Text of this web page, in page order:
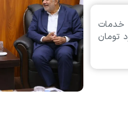
خدمات
میلیارد به ۱۶۰ میلیارد تومان